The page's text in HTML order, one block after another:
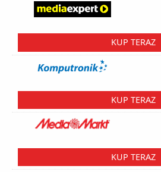
KUP TERAZ
KUP TERAZ
KUP TERAZ